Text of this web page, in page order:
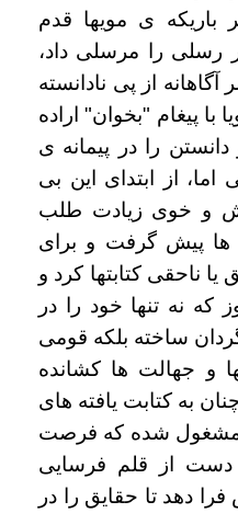
باریکه ی مویها قدم
رسلی را مرسلی داد،
از پی نادانسته
با پیغام "بخوان" اراده
را در پیمانه ی
از ابتدای این بی
و خوی زیادت طلب
ها پیش گرفت و برای
ناحقی کتابتها کرد و
نه تنها خود را در
ساخته بلکه قومی
و جهالت ها کشانده
به کتابت یافته های
مشغول شده که فرصت
دست از قلم فرسایی
دهد تا حقایق را در